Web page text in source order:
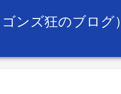
ンズ狂のブログ）